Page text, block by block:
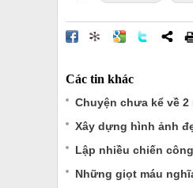
Các tin khác
Chuyện chưa kể về
Xây dựng hình ảnh
Lập nhiều chiến
Những giọt máu